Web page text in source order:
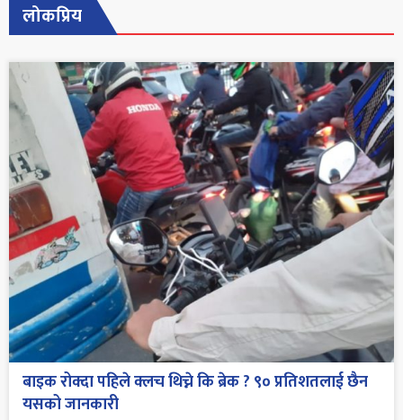
लोकप्रिय
बाइक रोक्दा पहिले क्लच थिच्ने कि ब्रेक ? ९० प्रतिशतलाई छैन
यसको जानकारी